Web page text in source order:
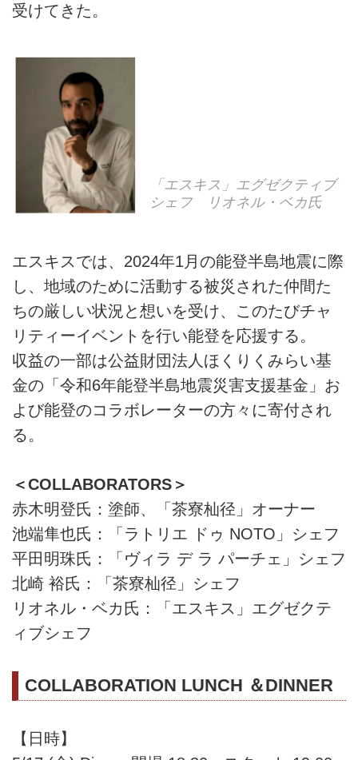
受けてきた。
「エスキス」エグゼクティブ
シェフ リオネル・ベカ氏
エスキスでは、2024年1月の能登半島地震に際
し、地域のために活動する被災された仲間た
ちの厳しい状況と想いを受け、このたびチャ
リティーイベントを行い能登を応援する。
収益の一部は公益財団法人ほくりくみらい基
金の「令和6年能登半島地震災害支援基金」お
よび能登のコラボレーターの方々に寄付され
る。
＜COLLABORATORS＞
赤木明登氏：塗師、「茶寮杣径」オーナー
池端隼也氏：「ラトリエ ドゥ NOTO」シェフ
平田明珠氏：「ヴィラ デ ラ パーチェ」シェフ
北崎 裕氏：「茶寮杣径」シェフ
リオネル・ベカ氏：「エスキス」エグゼクテ
ィブシェフ
COLLABORATION LUNCH ＆DINNER
【日時】